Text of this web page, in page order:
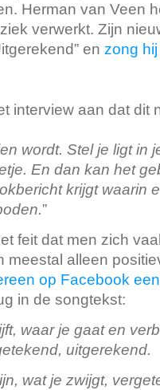
Herman van Veen
verwerkt. Zijn
en zong
interview aan dat dit
wordt. Stel je ligt in
En dan kan het
krijgt waarin
”
feit dat men zich
meestal alleen
op Facebook
in de songtekst:
waar je gaat en
uitgerekend.
wat je zwijgt,